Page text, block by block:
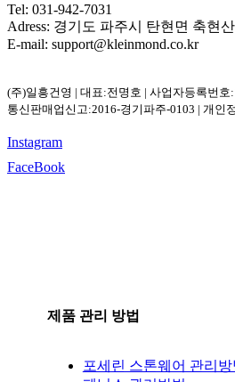
Tel: 031-942-7031
Adress: 경기도 파주시 탄현면 축현
E-mail: support@kleinmond.co.kr
(주)일흥건영 | 대표:전명호 | 사업자등록번호
통신판매업신고:2016-경기파주-0103 | 개인
Instagram
FaceBook
제품 관리 방법
포세린 스톤웨어 관리방